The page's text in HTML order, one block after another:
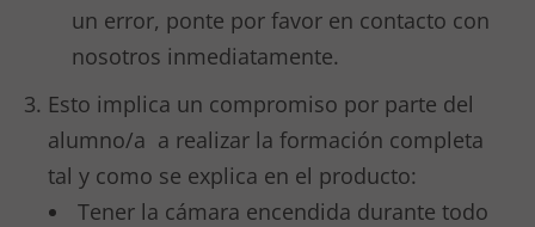
un error, ponte por favor en contacto con
nosotros inmediatamente.
Esto implica un compromiso por parte del
alumno/a a realizar la formación completa
tal y como se explica en el producto:
Tener la cámara encendida durante todo